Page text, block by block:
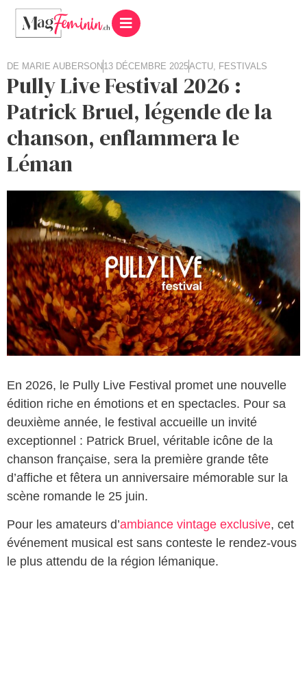
DE MARIE AUBERSON 13 DÉCEMBRE 2025ACTU, FESTIVALS
Pully Live Festival 2026 :
Patrick Bruel, légende de la
chanson, enflammera le
Léman
En 2026, le Pully Live Festival promet une nouvelle
édition riche en émotions et en spectacles. Pour sa
deuxième année, le festival accueille un invité
exceptionnel : Patrick Bruel, véritable icône de la
chanson française, sera la première grande tête
d’affiche et fêtera un anniversaire mémorable sur la
scène romande le 25 juin.
Pour les amateurs d’ambiance vintage exclusive, cet
événement musical est sans conteste le rendez-vous
le plus attendu de la région lémanique.